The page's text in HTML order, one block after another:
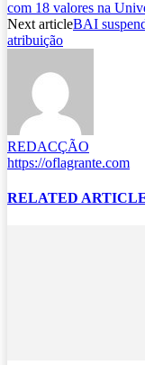
com 18 valores na
Next articleBAI
atribuição
REDACÇÃO
https://oflagrante.com
RELATED